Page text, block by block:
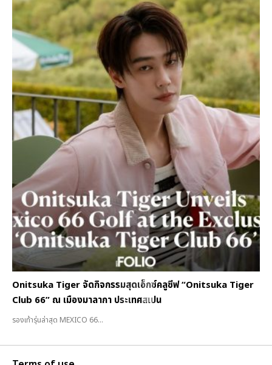
Onitsuka Tiger จัดกิจกรรมสุดเอ็กซ์คลูซีฟ “Onitsuka Tiger
Club 66” ณ เมืองมาลากา ประเทศสเปน
รองเท้ารุ่นล่าสุด MEXICO 66...